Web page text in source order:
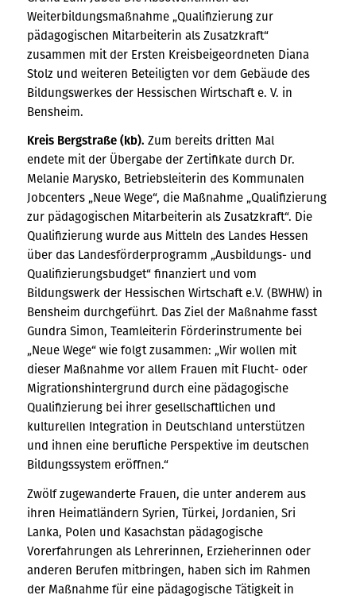
Weiterbildungsmaßnahme „Qualifizierung zur
pädagogischen Mitarbeiterin als Zusatzkraft“
zusammen mit der Ersten Kreisbeigeordneten Diana
Stolz und weiteren Beteiligten vor dem Gebäude des
Bildungswerkes der Hessischen Wirtschaft e. V. in
Bensheim.
Kreis Bergstraße (kb). Zum bereits dritten Mal
endete mit der Übergabe der Zertifikate durch Dr.
Melanie Marysko, Betriebsleiterin des Kommunalen
Jobcenters „Neue Wege“, die Maßnahme „Qualifizierung
zur pädagogischen Mitarbeiterin als Zusatzkraft“. Die
Qualifizierung wurde aus Mitteln des Landes Hessen
über das Landesförderprogramm „Ausbildungs- und
Qualifizierungsbudget“ finanziert und vom
Bildungswerk der Hessischen Wirtschaft e.V. (BWHW) in
Bensheim durchgeführt. Das Ziel der Maßnahme fasst
Gundra Simon, Teamleiterin Förderinstrumente bei
„Neue Wege“ wie folgt zusammen: „Wir wollen mit
dieser Maßnahme vor allem Frauen mit Flucht- oder
Migrationshintergrund durch eine pädagogische
Qualifizierung bei ihrer gesellschaftlichen und
kulturellen Integration in Deutschland unterstützen
und ihnen eine berufliche Perspektive im deutschen
Bildungssystem eröffnen.“
Zwölf zugewanderte Frauen, die unter anderem aus
ihren Heimatländern Syrien, Türkei, Jordanien, Sri
Lanka, Polen und Kasachstan pädagogische
Vorerfahrungen als Lehrerinnen, Erzieherinnen oder
anderen Berufen mitbringen, haben sich im Rahmen
der Maßnahme für eine pädagogische Tätigkeit in